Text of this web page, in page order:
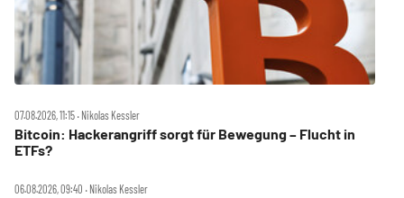
07.08.2026, 11:15 ‧ Nikolas Kessler
Bitcoin: Hackerangriff sorgt für Bewegung – Flucht in
ETFs?
06.08.2026, 09:40 ‧ Nikolas Kessler